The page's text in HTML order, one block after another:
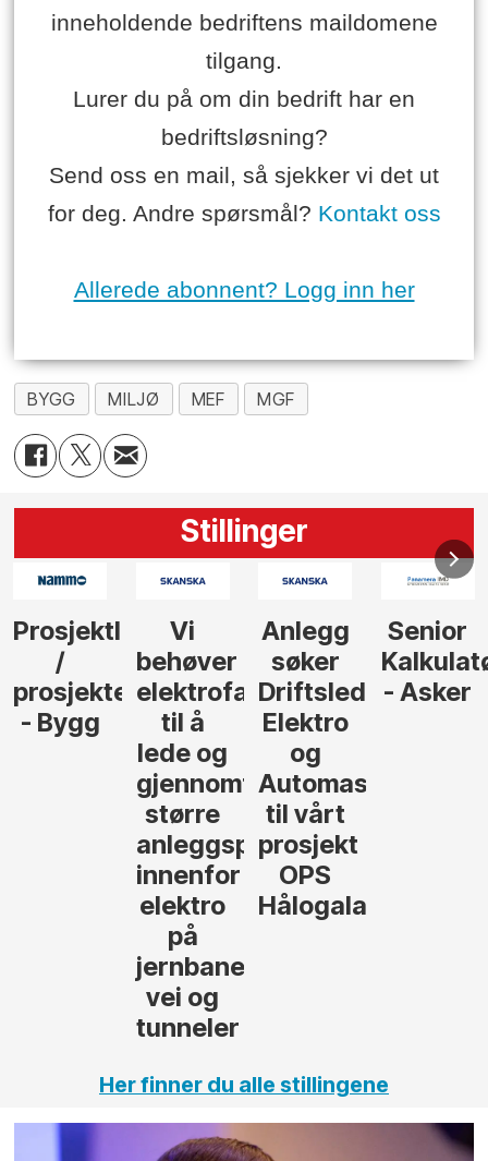
inneholdende bedriftens maildomene
tilgang.
Lurer du på om din bedrift har en
bedriftsløsning?
Send oss en mail, så sjekker vi det ut
for deg. Andre spørsmål? Kontakt oss
Allerede abonnent? Logg inn her
BYGG MILJØ MEF MGF
Stillinger
Anlegg
søker
Driftsleder
Elektro
Automasjon
Hålogalandsvegen
Senior
Kalkulatør
- Asker
Senior
Tilbudsleder
Anlegg
- Oslo
Her finner du alle stillingene